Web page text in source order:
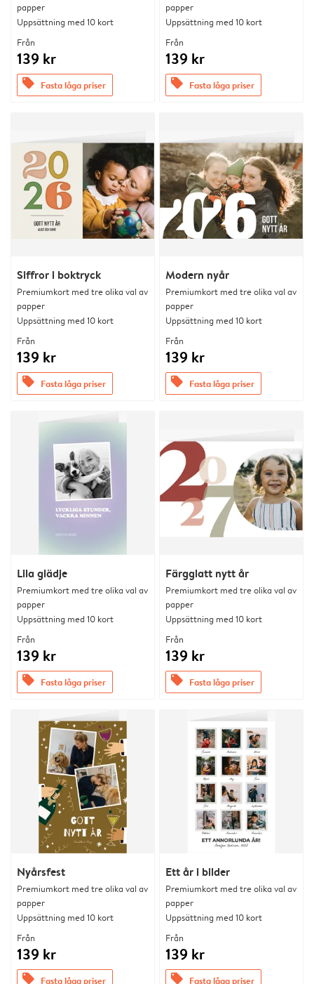
papper
Uppsättning med 10 kort
Från
139 kr
offers Fasta låga priser
papper
Uppsättning med 10 kort
Från
139 kr
offers Fasta låga priser
Siffror i boktryck
Premiumkort med tre olika val av
papper
Uppsättning med 10 kort
Från
139 kr
offers Fasta låga priser
Modern nyår
Premiumkort med tre olika val av
papper
Uppsättning med 10 kort
Från
139 kr
offers Fasta låga priser
Lila glädje
Premiumkort med tre olika val av
papper
Uppsättning med 10 kort
Från
139 kr
offers Fasta låga priser
Färgglatt nytt år
Premiumkort med tre olika val av
papper
Uppsättning med 10 kort
Från
139 kr
offers Fasta låga priser
Nyårsfest
Premiumkort med tre olika val av
papper
Uppsättning med 10 kort
Från
139 kr
offers Fasta låga priser
Ett år i bilder
Premiumkort med tre olika val av
papper
Uppsättning med 10 kort
Från
139 kr
offers Fasta låga priser